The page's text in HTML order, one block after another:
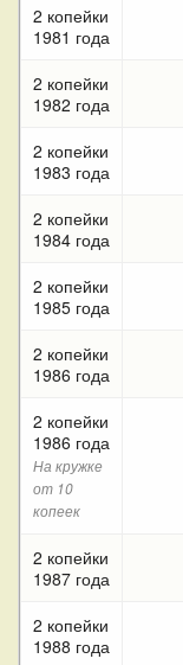
2 копейки
1981 года
2 копейки
1982 года
2 копейки
1983 года
2 копейки
1984 года
2 копейки
1985 года
2 копейки
1986 года
2 копейки
1986 года
На кружке
от 10
копеек
2 копейки
1987 года
2 копейки
1988 года